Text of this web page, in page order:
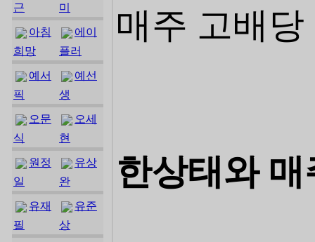
근
미
아침
희망
에이
플러
예서
픽
예선
생
오문
식
오세
현
원정
일
유상
완
유재
필
유준
상
매주 고배
한상태와